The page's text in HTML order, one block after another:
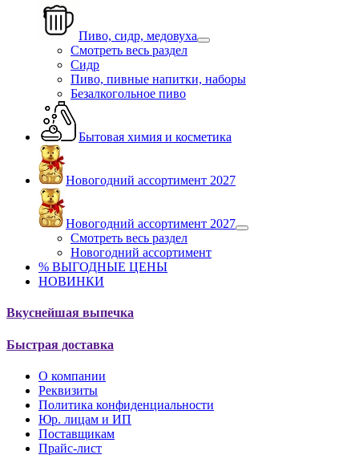
Пиво, сидр, медовуха
Смотреть весь раздел
Сидр
Пиво, пивные напитки, наборы
Безалкогольное пиво
Бытовая химия и косметика
Новогодний ассортимент 2027
Новогодний ассортимент 2027
Смотреть весь раздел
Новогодний ассортимент
% ВЫГОДНЫЕ ЦЕНЫ
НОВИНКИ
Вкуснейшая выпечка
Быстрая доставка
О компании
Реквизиты
Политика конфиденциальности
Юр. лицам и ИП
Поставщикам
Прайс-лист